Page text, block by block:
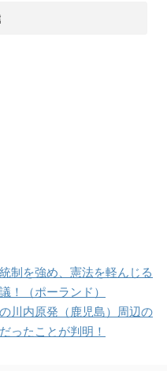
制を強め、憲法を軽んじる
！（ポーランド）
川内原発（鹿児島）周辺の
ったことが判明！